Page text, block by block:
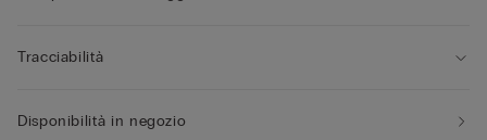
Tracciabilità
Disponibilità in negozio